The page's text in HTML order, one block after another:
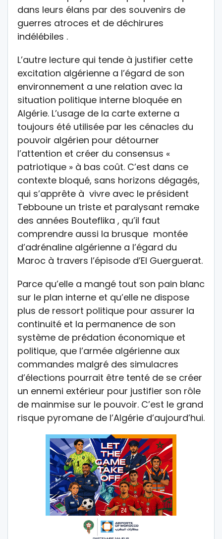
dans leurs élans par des souvenirs de
guerres atroces et de déchirures
indélébiles .
L’autre lecture qui tende à justifier cette
excitation algérienne a l’égard de son
environnement a une relation avec la
situation politique interne bloquée en
Algérie. L’usage de la carte externe a
toujours été utilisée par les cénacles du
pouvoir algérien pour détourner
l’attention et créer du consensus «
patriotique » à bas coût. C’est dans ce
contexte bloqué, sans horizons dégagés,
qui s’apprête à vivre avec le président
Tebboune un triste et paralysant remake
des années Bouteflika , qu’il faut
comprendre aussi la brusque montée
d’adrénaline algérienne a l’égard du
Maroc à travers l’épisode d’El Guerguerat.
Parce qu’elle a mangé tout son pain blanc
sur le plan interne et qu’elle ne dispose
plus de ressort politique pour assurer la
continuité et la permanence de son
système de prédation économique et
politique, que l’armée algérienne aux
commandes malgré des simulacres
d’élections pourrait être tenté de se créer
un ennemi extérieur pour justifier son rôle
de mainmise sur le pouvoir. C’est le grand
risque pyromane de l’Algérie d’aujourd’hui.